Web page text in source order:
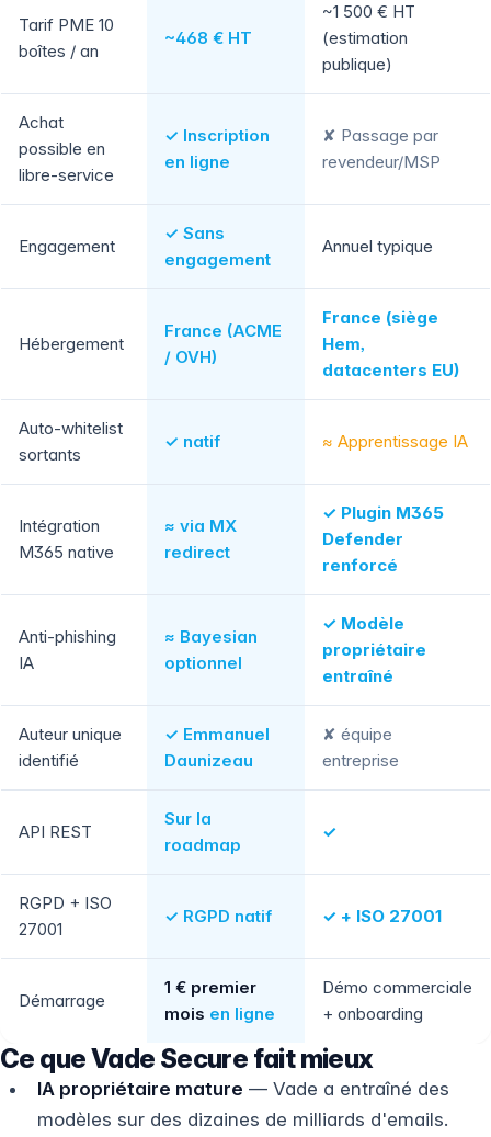
Tarif PME 10
boîtes / an
~468 € HT
~1 500 € HT
(estimation
publique)
Achat
possible en
libre-service
✓ Inscription
en ligne
✘ Passage par
revendeur/MSP
Engagement
✓ Sans
engagement
Annuel typique
Hébergement
France (ACME
/ OVH)
France (siège
Hem,
datacenters EU)
Auto-whitelist
sortants
✓ natif ≈ Apprentissage IA
Intégration
M365 native
≈ via MX
redirect
✓ Plugin M365
Defender
renforcé
Anti-phishing
IA
≈ Bayesian
optionnel
✓ Modèle
propriétaire
entraîné
Auteur unique
identifié
✓ Emmanuel
Daunizeau
✘ équipe
entreprise
API REST
Sur la
roadmap
✓
RGPD + ISO
27001
✓ RGPD natif ✓ + ISO 27001
Démarrage
1 € premier
mois en ligne
Démo commerciale
+ onboarding
Ce que Vade Secure fait mieux
IA propriétaire mature — Vade a entraîné des
modèles sur des dizaines de milliards d'emails.